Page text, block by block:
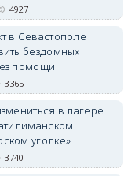
4927
в Севастополе
бездомных
помощи
3365
в лагере
уголке»
3740